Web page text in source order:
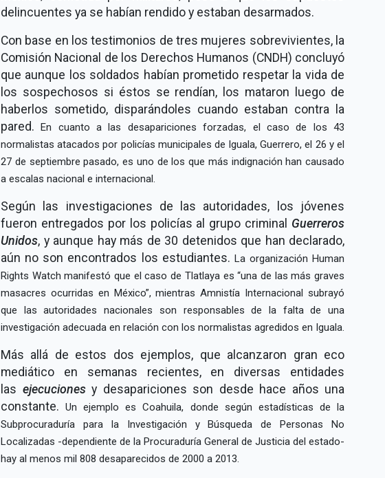
delincuentes ya se habían rendido y estaban desarmados.
Con base en los testimonios de tres mujeres sobrevivientes, la
Comisión Nacional de los Derechos Humanos (CNDH) concluyó
que aunque los soldados habían prometido respetar la vida de
los sospechosos si éstos se rendían, los mataron luego de
haberlos sometido, disparándoles cuando estaban contra la
pared.En cuanto a las desapariciones forzadas, el caso de los 43
normalistas atacados por policías municipales de Iguala, Guerrero, el 26 y el
27 de septiembre pasado, es uno de los que más indignación han causado
a escalas nacional e internacional.
Según las investigaciones de las autoridades, los jóvenes
fueron entregados por los policías al grupo criminal Guerreros
Unidos, y aunque hay más de 30 detenidos que han declarado,
aún no son encontrados los estudiantes. La organización Human
Rights Watch manifestó que el caso de Tlatlaya es una de las más graves
masacres ocurridas en México , mientras Amnistía Internacional subrayó
que las autoridades nacionales son responsables de la falta de una
investigación adecuada en relación con los normalistas agredidos en Iguala.
Más allá de estos dos ejemplos, que alcanzaron gran eco
mediático en semanas recientes, en diversas entidades
las ejecucionesy desapariciones son desde hace años una
constante.Un ejemplo es Coahuila, donde según estadísticas de la
Subprocuraduría para la Investigación y Búsqueda de Personas No
Localizadas -dependiente de la Procuraduría General de Justicia del estado-
hay al menos mil 808 desaparecidos de 2000 a 2013.